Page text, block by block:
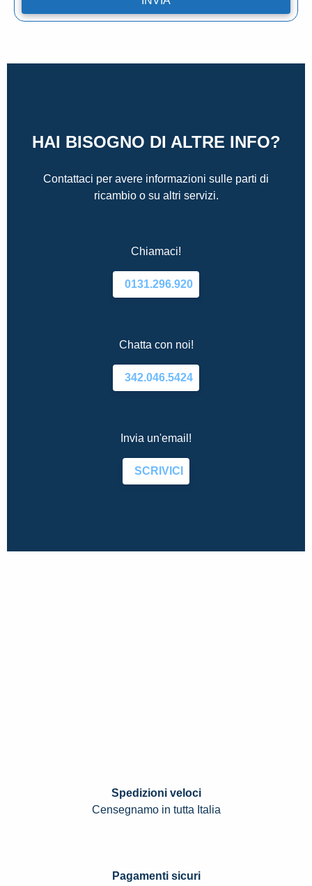
HAI BISOGNO DI ALTRE INFO?
Contattaci per avere informazioni sulle parti di
ricambio o su altri servizi.
Chiamaci!
0131.296.920
Chatta con noi!
342.046.5424
Invia un'email!
SCRIVICI
Spedizioni veloci
Censegnamo in tutta Italia
Pagamenti sicuri